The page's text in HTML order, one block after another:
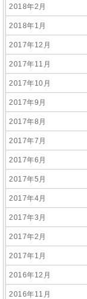
2018年2月
2018年1月
2017年12月
2017年11月
2017年10月
2017年9月
2017年8月
2017年7月
2017年6月
2017年5月
2017年4月
2017年3月
2017年2月
2017年1月
2016年12月
2016年11月